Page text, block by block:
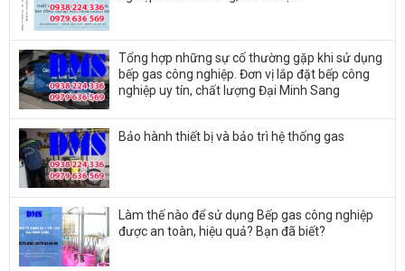
Tổng hợp những sự cố thường gặp khi sử dụng
bếp gas công nghiệp. Đơn vị lắp đặt bếp công
nghiệp uy tín, chất lượng Đại Minh Sang
Bảo hành thiết bị và bảo trì hệ thống gas
Làm thế nào để sử dụng Bếp gas công nghiệp
được an toàn, hiệu quả? Bạn đã biết?